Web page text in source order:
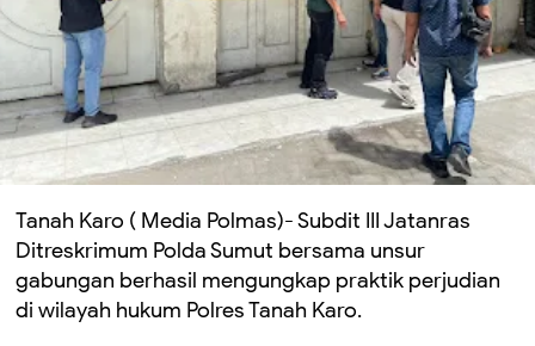
Tanah Karo ( Media Polmas)- Subdit III Jatanras
Ditreskrimum Polda Sumut bersama unsur
gabungan berhasil mengungkap praktik perjudian
di wilayah hukum Polres Tanah Karo.